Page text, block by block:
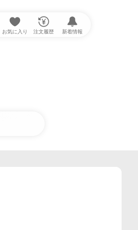
お気に入り 注文履歴 新着情報